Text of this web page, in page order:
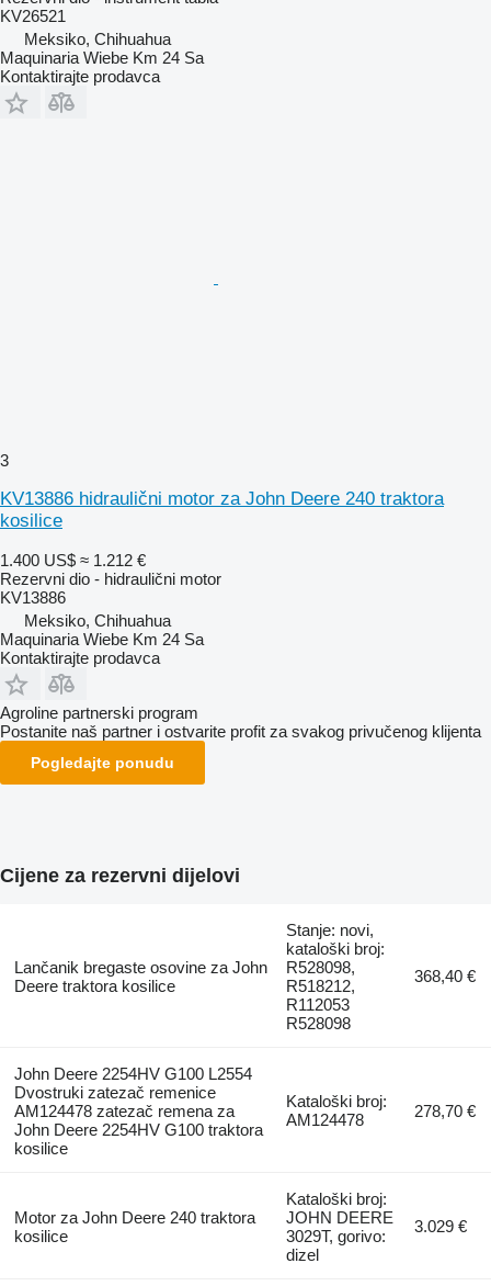
KV26521
Meksiko, Chihuahua
Maquinaria Wiebe Km 24 Sa
Kontaktirajte prodavca
3
KV13886 hidraulični motor za John Deere 240 traktora
kosilice
1.400 US$ ≈ 1.212 €
Rezervni dio - hidraulični motor
KV13886
Meksiko, Chihuahua
Maquinaria Wiebe Km 24 Sa
Kontaktirajte prodavca
Agroline partnerski program
Postanite naš partner i ostvarite profit za svakog privučenog klijenta
Pogledajte ponudu
Cijene za rezervni dijelovi
Lančanik bregaste osovine za John
Deere traktora kosilice
Stanje: novi,
kataloški broj:
R528098,
R518212,
R112053
R528098
368,40 €
John Deere 2254HV G100 L2554
Dvostruki zatezač remenice
AM124478 zatezač remena za
John Deere 2254HV G100 traktora
kosilice
Kataloški broj:
AM124478
278,70 €
Motor za John Deere 240 traktora
kosilice
Kataloški broj:
JOHN DEERE
3029T, gorivo:
dizel
3.029 €